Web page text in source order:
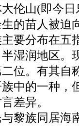
伦山(即今
的苗人被迫
要分布在五
湿润地区。
位。有其自
中的一种，
差异。
黎族同居海